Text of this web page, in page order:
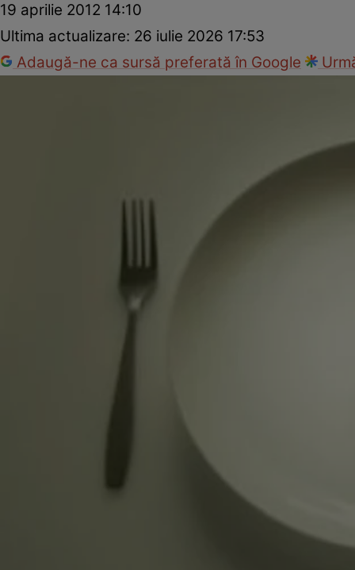
19 aprilie 2012 14:10
Ultima actualizare: 26 iulie 2026 17:53
Adaugă-ne ca sursă preferată în Google